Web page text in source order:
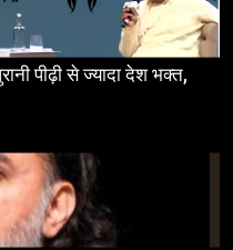
पीढ़ी से ज्यादा देश भक्त,